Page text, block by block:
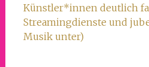
Künstler*innen deutlich
Streamingdienste und
Musik unter)